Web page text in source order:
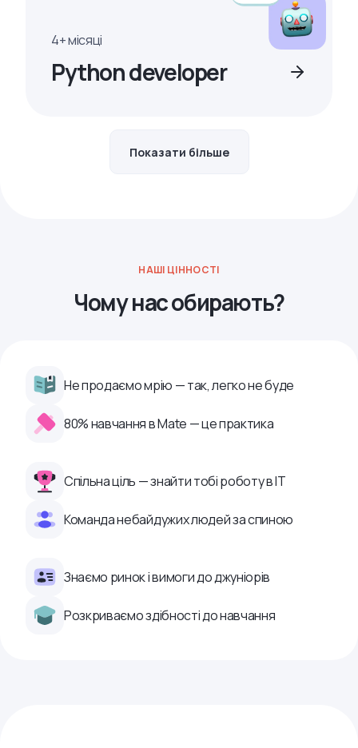
4+ місяці
Python developer
Показати більше
НАШІ ЦІННОСТІ
Чому нас обирають?
Не продаємо мрію — так, легко не буде
80% навчання в Mate — це практика
Спільна ціль — знайти тобі роботу в ІТ
Команда небайдужих людей за спиною
Знаємо ринок і вимоги до джуніорів
Розкриваємо здібності до навчання